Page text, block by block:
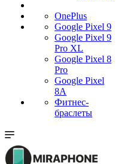
OnePlus
Google Pixel 9
Google Pixel 9
Pro XL
Google Pixel 8
Pro
Google Pixel
8A
Фитнес-
браслеты